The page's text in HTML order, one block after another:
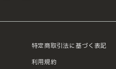
特定商取引法に基づく表記
利用規約